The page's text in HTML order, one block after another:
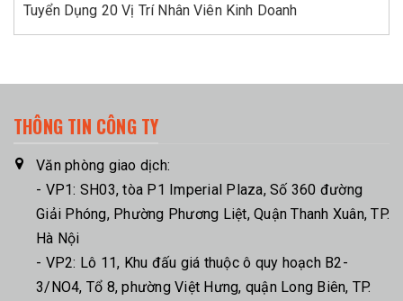
Tuyển Dụng 20 Vị Trí Nhân Viên Kinh Doanh
THÔNG TIN CÔNG TY
Văn phòng giao dịch:
- VP1: SH03, tòa P1 Imperial Plaza, Số 360 đường
Giải Phóng, Phường Phương Liệt, Quận Thanh Xuân, TP.
Hà Nội
- VP2: Lô 11, Khu đấu giá thuộc ô quy hoạch B2-
3/NO4, Tổ 8, phường Việt Hưng, quận Long Biên, TP.